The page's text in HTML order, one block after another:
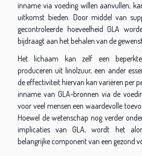
inname via voeding willen aanvullen,
uitkomst bieden. Door middel van
gecontroleerde hoeveelheid GLA
bijdraagt aan het behalen van de
Het lichaam kan zelf een beperkte
produceren uit linolzuur, een ander
de effectiviteit hiervan kan variëren per
inname van GLA-bronnen via de
voor veel mensen een waardevolle
Hoewel de wetenschap nog verder
implicaties van GLA, wordt het
belangrijke component van een gezond